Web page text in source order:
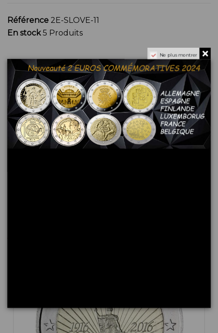
Référence 2E-SLOVE-11
En stock 5 Produits
Commentaires (0)
Ne plus montrer